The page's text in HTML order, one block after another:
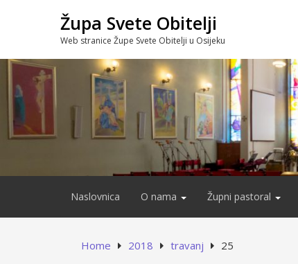
Župa Svete Obitelji
Web stranice Župe Svete Obitelji u Osijeku
Naslovnica O nama Župni pastoral
Home 2018 travanj 25